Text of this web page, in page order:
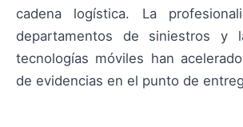
cadena logística. La
departamentos de siniestros y
tecnologías móviles han
de evidencias en el punto de